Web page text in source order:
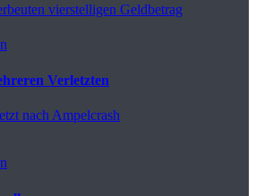
vierstelligen Geldbetrag
Verletzten
nach Ampelcrash